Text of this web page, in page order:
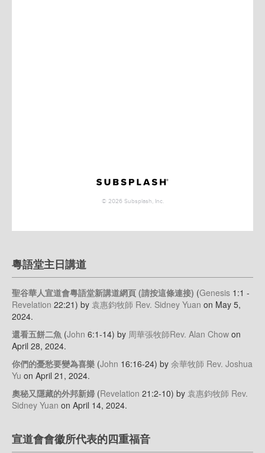
粵語堂主日講道
聖谷華人宣道會粵語堂新講道網頁 (請按這條連接) (Genesis 1:1 -
Revelation 22:21) by 袁惠鈞牧師 Rev. Sidney Yuan on May 5,
2024.
還看五餅二魚 (John 6:1-14) by 周華張牧師Rev. Alan Chow on
April 28, 2024.
你們的憂愁要變為喜樂 (John 16:16-24) by 余華牧師 Rev. Joshua
Yu on April 21, 2024.
奧秘又隱藏的外邦新婦 (Revelation 21:2-10) by 袁惠鈞牧師 Rev.
Sidney Yuan on April 14, 2024.
宣道會會徽所代表的四重福音